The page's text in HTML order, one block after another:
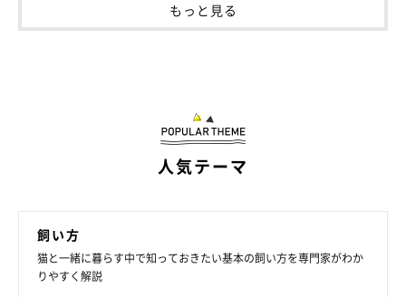
もっと見る
人気テーマ
飼い方
猫と一緒に暮らす中で知っておきたい基本の飼い方を専門家がわか
りやすく解説